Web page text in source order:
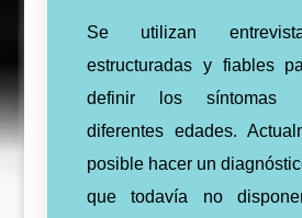
Se utilizan
estructuradas y fiables
definir los síntomas
diferentes edades.
posible hacer un
que todavía no